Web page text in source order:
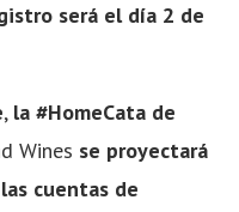
será el día 2 de
, la #HomeCata de
Wines se proyectará
cuentas de